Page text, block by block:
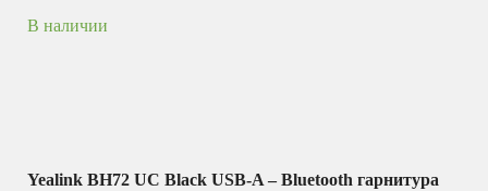
В наличии
Yealink BH72 UC Black USB-A – Bluetooth гарнитура